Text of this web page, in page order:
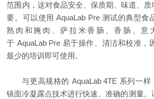
范围内，这对食品安全、保质期、味道、
要。可以使用 AquaLab Pre 测试的典型食
熟肉和腌肉、萨拉米香肠、香肠、意
于 AquaLab Pre 易于操作、清洁和校准，
最少的培训即可使用。
与更高规格的 AquaLab 4TE 系列一样
镜面冷凝露点技术进行快速、准确的测量。